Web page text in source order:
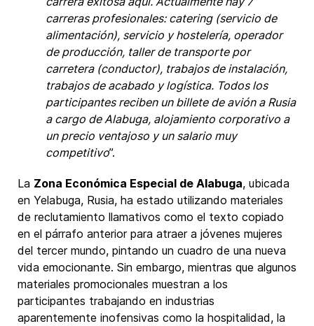
carreras profesionales: catering (servicio de
alimentación), servicio y hostelería, operador
de producción, taller de transporte por
carretera (conductor), trabajos de instalación,
trabajos de acabado y logística. Todos los
participantes reciben un billete de avión a Rusia
a cargo de Alabuga, alojamiento corporativo a
un precio ventajoso y un salario muy
competitivo”.
La Zona Económica Especial de Alabuga, ubicada
en Yelabuga, Rusia, ha estado utilizando materiales
de reclutamiento llamativos como el texto copiado
en el párrafo anterior para atraer a jóvenes mujeres
del tercer mundo, pintando un cuadro de una nueva
vida emocionante. Sin embargo, mientras que algunos
materiales promocionales muestran a los
participantes trabajando en industrias
aparentemente inofensivas como la hospitalidad, la